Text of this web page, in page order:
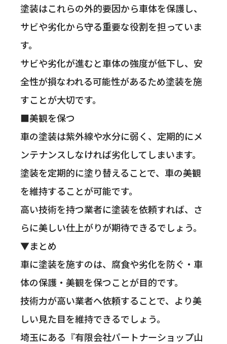
塗装はこれらの外的要因から車体を保護し、
サビや劣化から守る重要な役割を担っていま
す。
サビや劣化が進むと車体の強度が低下し、安
全性が損なわれる可能性があるため塗装を施
すことが大切です。
■美観を保つ
車の塗装は紫外線や水分に弱く、定期的にメ
ンテナンスしなければ劣化してしまいます。
塗装を定期的に塗り替えることで、車の美観
を維持することが可能です。
高い技術を持つ業者に塗装を依頼すれば、さ
らに美しい仕上がりが期待できるでしょう。
▼まとめ
車に塗装を施すのは、腐食や劣化を防ぐ・車
体の保護・美観を保つことが目的です。
技術力が高い業者へ依頼することで、より美
しい見た目を維持できるでしょう。
埼玉にある『有限会社パートナーショップ山